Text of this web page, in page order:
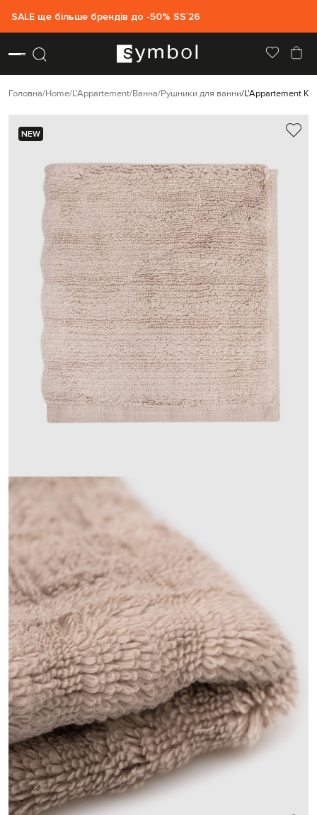
SALE ще більше брендів до -50% SS`26
Головна Home L'Appartement Ванна Рушники для ванни L'Appartement
NEW